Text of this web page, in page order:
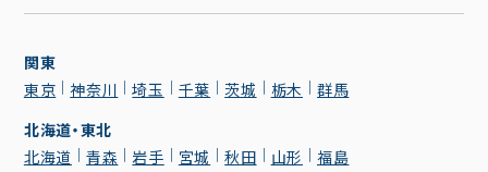
関東
東京
神奈川 埼玉 千葉 茨城 栃木
群馬
北海道・東北
北海道
青森 岩手 宮城 秋田 山形 福島